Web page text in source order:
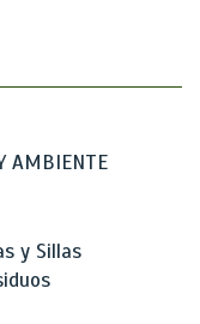
AMBIENTE
y Sillas